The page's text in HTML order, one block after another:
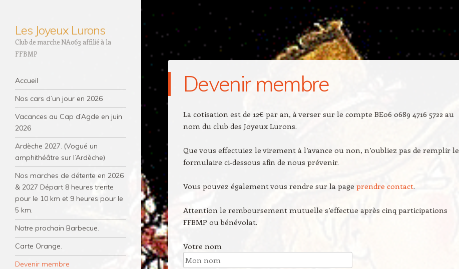
Les Joyeux Lurons
Club de marche NA063 affilié à la
FFBMP
Navigation
Aller au contenu principal
Accueil
Nos cars d’un jour en 2026
Vacances au Cap d’Agde en juin
2026
Ardèche 2027. (Vogué un
amphithéâtre sur l’Ardèche)
Nos marches de détente en 2026
& 2027 Départ 8 heures trente
pour le 10 km et 9 heures pour le
5 km.
Notre prochain Barbecue.
Carte Orange.
Devenir membre
Devenir membre
La cotisation est de 12€ par an, à verser sur le compte BE06 0689 4716 5722 au
nom du club des Joyeux Lurons.
Que vous effectuiez le virement à l’avance ou non, n’oubliez pas de remplir le
formulaire ci-dessous afin de nous prévenir.
Vous pouvez également vous rendre sur la page prendre contact.
Attention le remboursement mutuelle s’effectue après cinq participations
FFBMP ou bénévolat.
Votre nom